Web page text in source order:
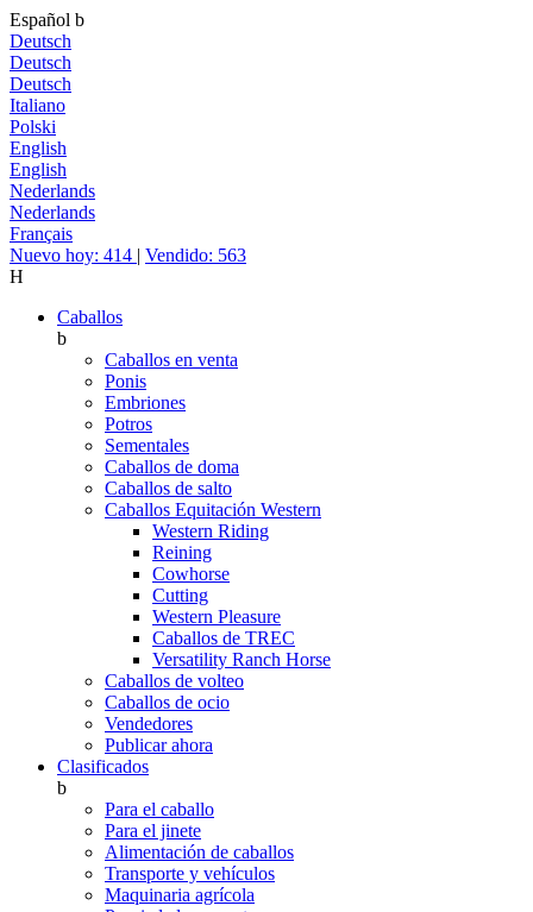
Español b
Deutsch
Deutsch
Deutsch
Italiano
Polski
English
English
Nederlands
Nederlands
Français
Nuevo hoy: 414 | Vendido: 563
H
Caballos
b
Caballos en venta
Ponis
Embriones
Potros
Sementales
Caballos de doma
Caballos de salto
Caballos Equitación Western
Western Riding
Reining
Cowhorse
Cutting
Western Pleasure
Caballos de TREC
Versatility Ranch Horse
Caballos de volteo
Caballos de ocio
Vendedores
Publicar ahora
Clasificados
b
Para el caballo
Para el jinete
Alimentación de caballos
Transporte y vehículos
Maquinaria agrícola